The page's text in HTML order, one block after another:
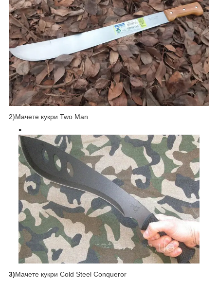
2)Мачете кукри Two Man
3)Мачете кукри Cold Steel Conqueror